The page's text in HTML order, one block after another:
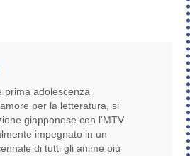
prima adolescenza
per la letteratura, si
giapponese con l'MTV
impegnato in un
di tutti gli anime più